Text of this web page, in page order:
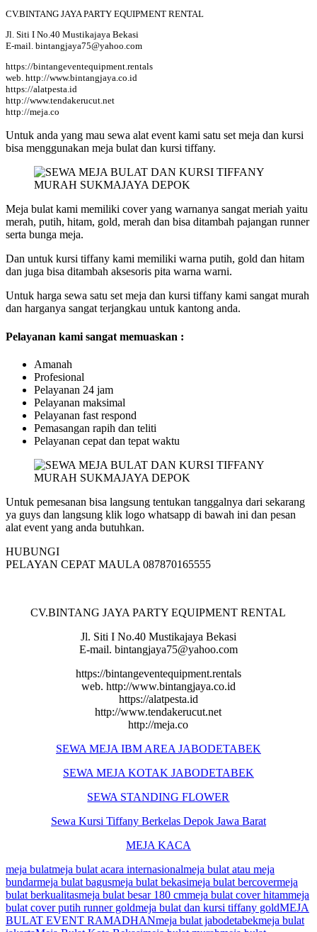
CV.BINTANG JAYA PARTY EQUIPMENT RENTAL
Jl. Siti I No.40 Mustikajaya Bekasi
E-mail. bintangjaya75@yahoo.com
https://bintangeventequipment.rentals
web. http://www.bintangjaya.co.id
https://alatpesta.id
http://www.tendakerucut.net
http://meja.co
Untuk anda yang mau sewa alat event kami satu set meja dan kursi
bisa menggunakan meja bulat dan kursi tiffany.
Meja bulat kami memiliki cover yang warnanya sangat meriah yaitu
merah, putih, hitam, gold, merah dan bisa ditambah pajangan runner
serta bunga meja.
Dan untuk kursi tiffany kami memiliki warna putih, gold dan hitam
dan juga bisa ditambah aksesoris pita warna warni.
Untuk harga sewa satu set meja dan kursi tiffany kami sangat murah
dan harganya sangat terjangkau untuk kantong anda.
Pelayanan kami sangat memuaskan :
Amanah
Profesional
Pelayanan 24 jam
Pelayanan maksimal
Pelayanan fast respond
Pemasangan rapih dan teliti
Pelayanan cepat dan tepat waktu
Untuk pemesanan bisa langsung tentukan tanggalnya dari sekarang
ya guys dan langsung klik logo whatsapp di bawah ini dan pesan
alat event yang anda butuhkan.
HUBUNGI
PELAYAN CEPAT MAULA 087870165555
CV.BINTANG JAYA PARTY EQUIPMENT RENTAL
Jl. Siti I No.40 Mustikajaya Bekasi
E-mail. bintangjaya75@yahoo.com
https://bintangeventequipment.rentals
web. http://www.bintangjaya.co.id
https://alatpesta.id
http://www.tendakerucut.net
http://meja.co
SEWA MEJA IBM AREA JABODETABEK
SEWA MEJA KOTAK JABODETABEK
SEWA STANDING FLOWER
Sewa Kursi Tiffany Berkelas Depok Jawa Barat
MEJA KACA
meja bulatmeja bulat acara internasionalmeja bulat atau meja
bundarmeja bulat bagusmeja bulat bekasimeja bulat bercovermeja
bulat berkualitasmeja bulat besar 180 cmmeja bulat cover hitammeja
bulat cover putih runner goldmeja bulat dan kursi tiffany goldMEJA
BULAT EVENT RAMADHANmeja bulat jabodetabekmeja bulat